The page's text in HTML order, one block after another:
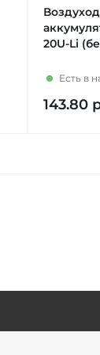
20U-Li
Есть в
143.80